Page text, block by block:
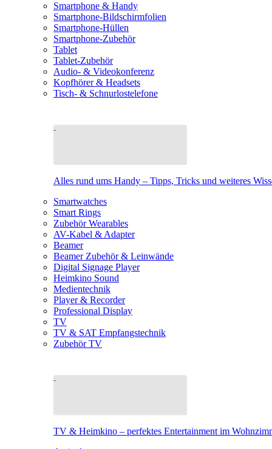
Smartphone & Handy
Smartphone-Bildschirmfolien
Smartphone-Hüllen
Smartphone-Zubehör
Tablet
Tablet-Zubehör
Audio- & Videokonferenz
Kopfhörer & Headsets
Tisch- & Schnurlostelefone
Alles rund ums Handy – Tipps, Tricks und weiteres
Smartwatches
Smart Rings
Zubehör Wearables
AV-Kabel & Adapter
Beamer
Beamer Zubehör & Leinwände
Digital Signage Player
Heimkino Sound
Medientechnik
Player & Recorder
Professional Display
TV
TV & SAT Empfangstechnik
Zubehör TV
TV & Heimkino – perfektes Entertainment im